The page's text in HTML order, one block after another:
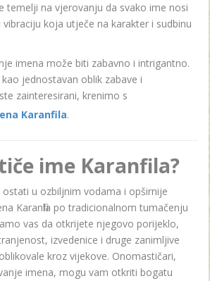
temelji na vjerovanju da svako ime nosi
koja utječe na karakter i sudbinu
imena može biti zabavno i intrigantno.
jednostavan oblik zabave i
zainteresirani, krenimo s
Karanfila.
ime Karanfila?
u ozbiljnim vodama i opširnije
Karanfila po tradicionalnom tumačenju
vas da otkrijete njegovo porijeklo,
izvedenice i druge zanimljive
kroz vijekove. Onomastičari,
imena, mogu vam otkriti bogatu